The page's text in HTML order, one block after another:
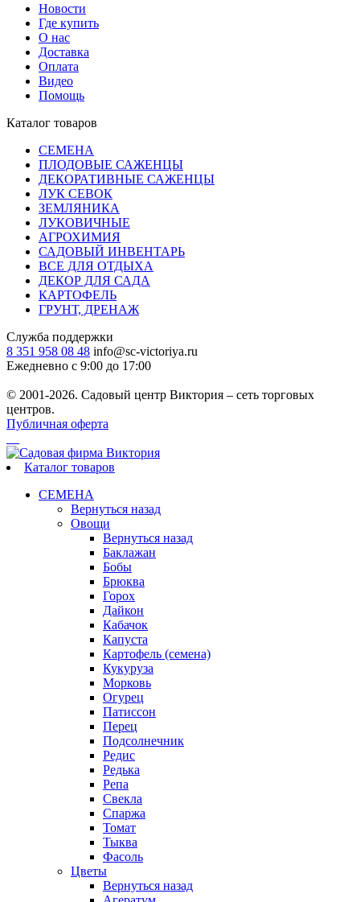
Новости
Где купить
О нас
Доставка
Оплата
Видео
Помощь
Каталог товаров
СЕМЕНА
ПЛОДОВЫЕ САЖЕНЦЫ
ДЕКОРАТИВНЫЕ САЖЕНЦЫ
ЛУК СЕВОК
ЗЕМЛЯНИКА
ЛУКОВИЧНЫЕ
АГРОХИМИЯ
САДОВЫЙ ИНВЕНТАРЬ
ВСЕ ДЛЯ ОТДЫХА
ДЕКОР ДЛЯ САДА
КАРТОФЕЛЬ
ГРУНТ, ДРЕНАЖ
Служба поддержки
8 351 958 08 48 info@sc-victoriya.ru
Ежедневно с 9:00 до 17:00
© 2001-2026. Садовый центр Виктория – сеть торговых
центров.
Публичная оферта
Каталог товаров
СЕМЕНА
Вернуться назад
Овощи
Вернуться назад
Баклажан
Бобы
Брюква
Горох
Дайкон
Кабачок
Капуста
Картофель (семена)
Кукуруза
Морковь
Огурец
Патиссон
Перец
Подсолнечник
Редис
Редька
Репа
Свекла
Спаржа
Томат
Тыква
Фасоль
Цветы
Вернуться назад